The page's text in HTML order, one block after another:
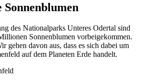
des Nationalparks Unteres Odertal sind
Sonnenblumen vorbeigekommen.
gehen davon aus, dass es sich dabei um
auf dem Planeten Erde handelt.